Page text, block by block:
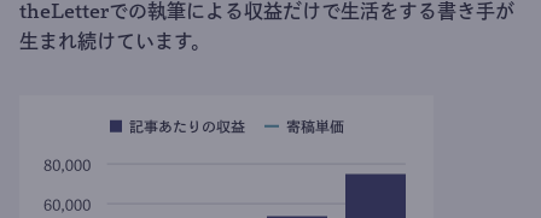
theLetterでの執筆による収益だけで生活をする書き手が
生まれ続けています。